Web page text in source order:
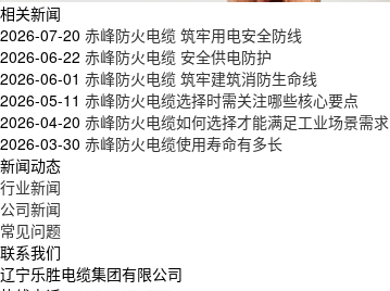
相关新闻
2026-07-20 赤峰防火电缆 筑牢用电安全防线
2026-06-22 赤峰防火电缆 安全供电防护
2026-06-01 赤峰防火电缆 筑牢建筑消防生命线
2026-05-11 赤峰防火电缆选择时需关注哪些核心要点
2026-04-20 赤峰防火电缆如何选择才能满足工业场景需求
2026-03-30 赤峰防火电缆使用寿命有多长
新闻动态
行业新闻
公司新闻
常见问题
联系我们
辽宁乐胜电缆集团有限公司